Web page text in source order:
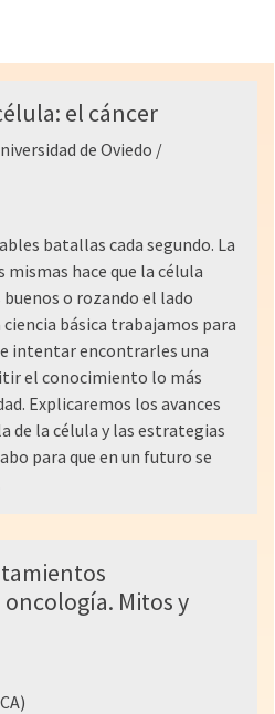
el cáncer
de Oviedo /
batallas cada segundo. La
hace que la célula
o rozando el lado
básica trabajamos para
intentar encontrarles una
el conocimiento lo más
Explicaremos los avances
de la célula y las estrategias
para que en un futuro se
Mitos y